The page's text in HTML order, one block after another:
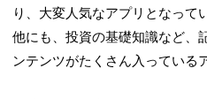
り、大変人気なアプリとなって
他にも、投資の基礎知識など、
ンテンツがたくさん入っている